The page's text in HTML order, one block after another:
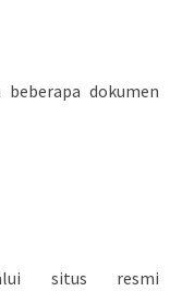
dokumen
situs resmi